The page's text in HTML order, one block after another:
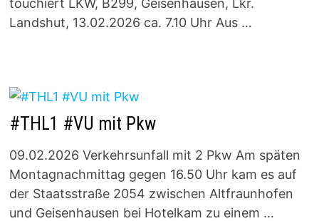
touchiert LKW, B299, Geisenhausen, Lkr.
Landshut, 13.02.2026 ca. 7.10 Uhr Aus …
#THL1 #VU mit Pkw
09.02.2026 Verkehrsunfall mit 2 Pkw Am späten
Montagnachmittag gegen 16.50 Uhr kam es auf
der Staatsstraße 2054 zwischen Altfraunhofen
und Geisenhausen bei Hotelkam zu einem …